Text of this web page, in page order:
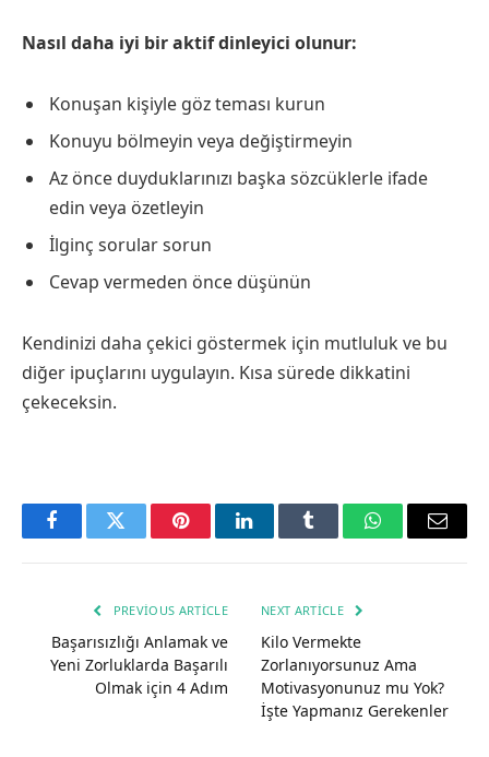
Nasıl daha iyi bir aktif dinleyici olunur:
Konuşan kişiyle göz teması kurun
Konuyu bölmeyin veya değiştirmeyin
Az önce duyduklarınızı başka sözcüklerle ifade
edin veya özetleyin
İlginç sorular sorun
Cevap vermeden önce düşünün
Kendinizi daha çekici göstermek için mutluluk ve bu
diğer ipuçlarını uygulayın. Kısa sürede dikkatini
çekeceksin.
FacebookTwitter PinterestLinkedInTumblr WhatsAppEmail
PREVIOUS ARTICLE
Başarısızlığı Anlamak ve
Yeni Zorluklarda Başarılı
Olmak için 4 Adım
NEXT ARTICLE
Kilo Vermekte
Zorlanıyorsunuz Ama
Motivasyonunuz mu Yok?
İşte Yapmanız Gerekenler